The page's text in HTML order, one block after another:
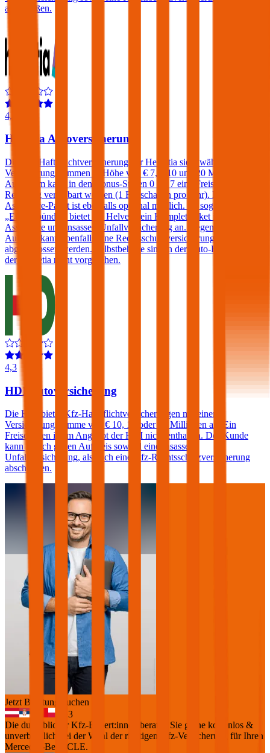
abschließen.
4,4
Helvetia Autoversicherung
Die Kfz-Haftpflichtversicherung der Helvetia sieht wählbare
Versicherungssummen in Höhe von € 7,6, 10 und 20 Millionen vor.
Außerdem kann in den Bonus-Stufen 0 bis 7 eine Freischaden-
Regelung vereinbart werden (1 Freischaden pro Jahr). Ein
Assistance-Paket ist ebenfalls optional möglich. Im sogenannten
„Europabündel“ bietet die Helvetia ein Komplettpaket inklusive
Assistance und Insassen-Unfallversicherung an. Gegen einen
Aufpreis kann ebenfalls eine Rechtsschutzversicherung
abgeschlossen werden. Selbstbehalte sind in der Auto-Haftpflicht
der Helvetia nicht vorgesehen.
4,3
HDI Autoversicherung
Die HDI bietet Kfz-Haftpflichtversicherungen mit einer
Versicherungssumme von € 10, 15 oder 20 Millionen an. Ein
Freischaden ist im Angebot der HDI nicht enthalten. Der Kunde
kann jedoch gegen Aufpreis sowohl eine Insassen-
Unfallversicherung, als auch eine Kfz-Rechtsschutzversicherung
abschließen.
Jetzt Beratung buchen
+3
Die durchblicker Kfz-Expert:innen beraten Sie gerne kostenlos &
unverbindlich bei der Wahl der richtigen Kfz-Versicherung für Ihren
Mercedes-Benz CLE.